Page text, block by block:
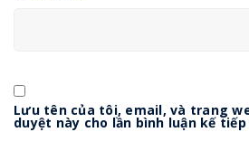
Lưu tên của tôi, email, và trang
duyệt này cho lần bình luận kế